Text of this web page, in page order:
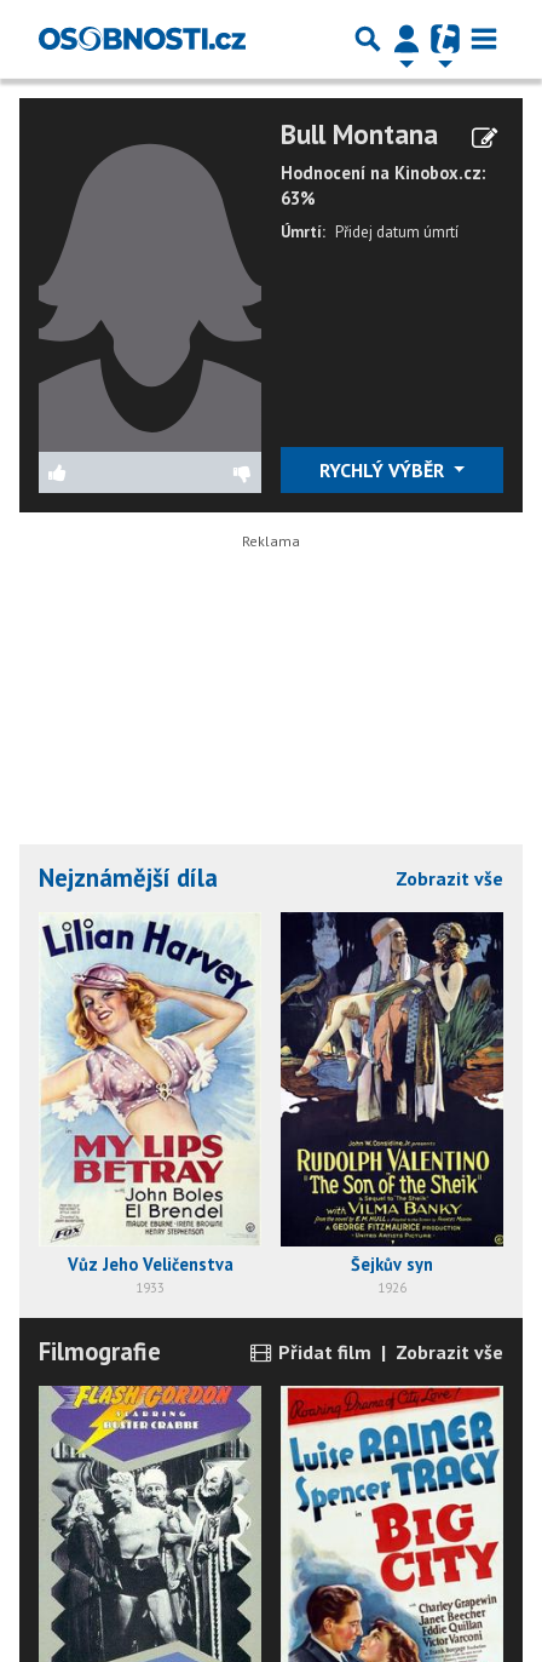
Bull Montana
Hodnocení na Kinobox.cz:
63%
Úmrtí: Přidej datum úmrtí
RYCHLÝ VÝBĚR
Nejznámější díla Zobrazit vše
Vůz Jeho Veličenstva
1933
Šejkův syn
1926
Filmografie Přidat film | Zobrazit vše